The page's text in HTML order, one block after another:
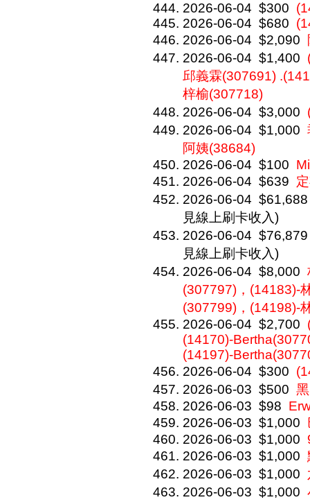
2026-06-04 $300
2026-06-04 $680
2026-06-04 $2,090
2026-06-04 $1,400
邱義霖(307691)
梓榆(307718)
2026-06-04 $3,000
2026-06-04 $1,000
阿姨(38684)
2026-06-04 $100
2026-06-04 $639
2026-06-04 $61,688
見線上刷卡收入)
2026-06-04 $76,879
見線上刷卡收入)
2026-06-04 $8,000
(307797)，(14183)-
(307799)，(14198)-
2026-06-04 $2,700
(14170)-
(14197)-
2026-06-04 $300
2026-06-03 $500
2026-06-03 $98
2026-06-03 $1,000
2026-06-03 $1,000
2026-06-03 $1,000
2026-06-03 $1,000
2026-06-03 $1,000